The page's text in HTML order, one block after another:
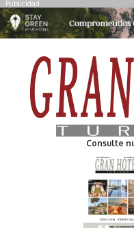
Publicidad
Consulte